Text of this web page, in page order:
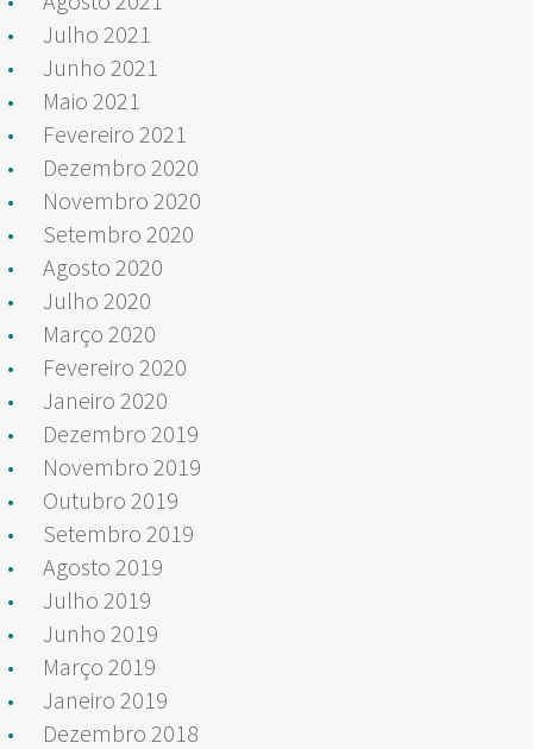
Julho 2021
Junho 2021
Maio 2021
Fevereiro 2021
Dezembro 2020
Novembro 2020
Setembro 2020
Agosto 2020
Julho 2020
Março 2020
Fevereiro 2020
Janeiro 2020
Dezembro 2019
Novembro 2019
Outubro 2019
Setembro 2019
Agosto 2019
Julho 2019
Junho 2019
Março 2019
Janeiro 2019
Dezembro 2018